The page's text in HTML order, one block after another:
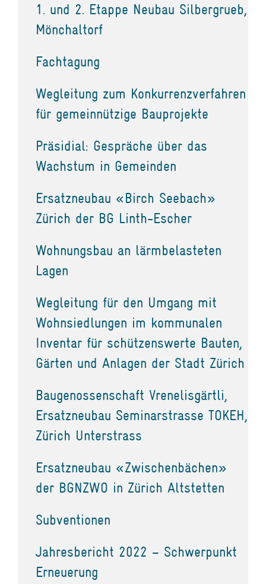
1. und 2. Etappe Neubau Silbergrueb,
Mönchaltorf
Fachtagung
Wegleitung zum Konkurrenzverfahren
für gemeinnützige Bauprojekte
Präsidial: Gespräche über das
Wachstum in Gemeinden
Ersatzneubau «Birch Seebach»
Zürich der BG Linth-Escher
Wohnungsbau an lärmbelasteten
Lagen
Wegleitung für den Umgang mit
Wohnsiedlungen im kommunalen
Inventar für schützenswerte Bauten,
Gärten und Anlagen der Stadt Zürich
Baugenossenschaft Vrenelisgärtli,
Ersatzneubau Seminarstrasse TOKEH,
Zürich Unterstrass
Ersatzneubau «Zwischenbächen»
der BGNZWO in Zürich Altstetten
Subventionen
Jahresbericht 2022 – Schwerpunkt
Erneuerung